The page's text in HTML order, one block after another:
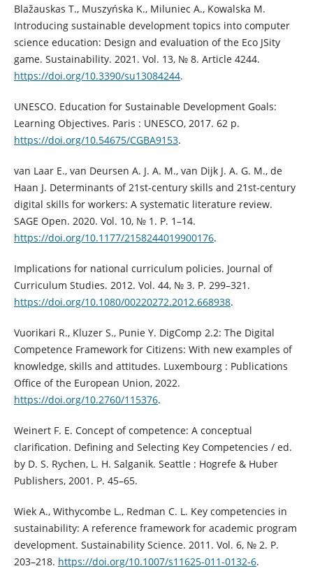
Blažauskas T., Muszyńska K., Miluniec A., Kowalska M.
Introducing sustainable development topics into computer
science education: Design and evaluation of the Eco JSity
game. Sustainability. 2021. Vol. 13, № 8. Article 4244.
https://doi.org/10.3390/su13084244.
UNESCO. Education for Sustainable Development Goals:
Learning Objectives. Paris : UNESCO, 2017. 62 p.
https://doi.org/10.54675/CGBA9153.
van Laar E., van Deursen A. J. A. M., van Dijk J. A. G. M., de
Haan J. Determinants of 21st-century skills and 21st-century
digital skills for workers: A systematic literature review.
SAGE Open. 2020. Vol. 10, № 1. P. 1–14.
https://doi.org/10.1177/2158244019900176.
Implications for national curriculum policies. Journal of
Curriculum Studies. 2012. Vol. 44, № 3. P. 299–321.
https://doi.org/10.1080/00220272.2012.668938.
Vuorikari R., Kluzer S., Punie Y. DigComp 2.2: The Digital
Competence Framework for Citizens: With new examples of
knowledge, skills and attitudes. Luxembourg : Publications
Office of the European Union, 2022.
https://doi.org/10.2760/115376.
Weinert F. E. Concept of competence: A conceptual
clarification. Defining and Selecting Key Competencies / ed.
by D. S. Rychen, L. H. Salganik. Seattle : Hogrefe & Huber
Publishers, 2001. P. 45–65.
Wiek A., Withycombe L., Redman C. L. Key competencies in
sustainability: A reference framework for academic program
development. Sustainability Science. 2011. Vol. 6, № 2. P.
203–218. https://doi.org/10.1007/s11625-011-0132-6.